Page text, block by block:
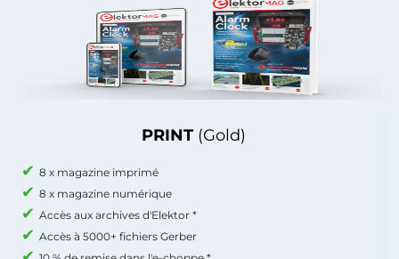
PRINT (Gold)
8 x magazine imprimé
8 x magazine numérique
Accès aux archives d'Elektor *
Accès à 5000+ fichiers Gerber